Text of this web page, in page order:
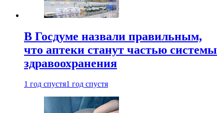
В Госдуме назвали правильным,
что аптеки станут частью системы
здравоохранения
1 год спустя1 год спустя